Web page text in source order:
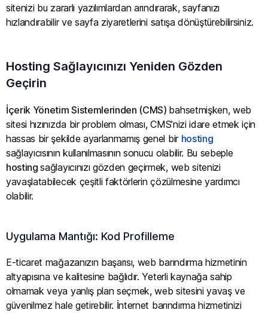
sitenizi bu zararlı yazılımlardan arındırarak, sayfanızı
hızlandırabilir ve sayfa ziyaretlerini satışa dönüştürebilirsiniz.
Hosting Sağlayıcınızı Yeniden Gözden
Geçirin
İçerik Yönetim Sistemlerinden (CMS) bahsetmişken, web
sitesi hızınızda bir problem olması, CMS’nizi idare etmek için
hassas bir şekilde ayarlanmamış genel bir hosting
sağlayıcısının kullanılmasının sonucu olabilir. Bu sebeple
hostingsağlayıcınızı gözden geçirmek, web sitenizi
yavaşlatabilecek çeşitli faktörlerin çözülmesine yardımcı
olabilir.
Uygulama Mantığı: Kod Profilleme
E-ticaret mağazanızın başarısı, web barındırma hizmetinin
altyapısına ve kalitesine bağlıdır. Yeterli kaynağa sahip
olmamak veya yanlış plan seçmek, web sitesini yavaş ve
güvenilmez hale getirebilir. İnternet barındırma hizmetinizi